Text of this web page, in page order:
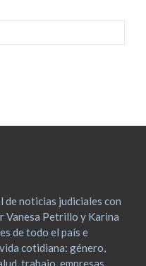
de noticias judiciales con
Vanesa Petrillo y Karina
de todo el país e
cotidiana: género,
trabajo, empresas.